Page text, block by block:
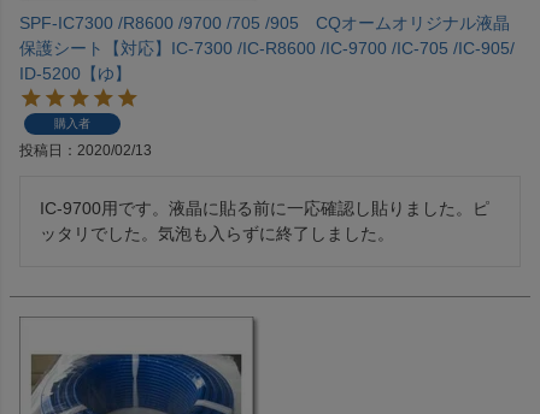
SPF-IC7300 /R8600 /9700 /705 /905 CQオームオリジナル液晶
保護シート【対応】IC-7300 /IC-R8600 /IC-9700 /IC-705 /IC-905/
ID-5200【ゆ】
購入者
投稿日 2020/02/13
IC-9700用です。液晶に貼る前に一応確認し貼りました。ピ
ッタリでした。気泡も入らずに終了しました。